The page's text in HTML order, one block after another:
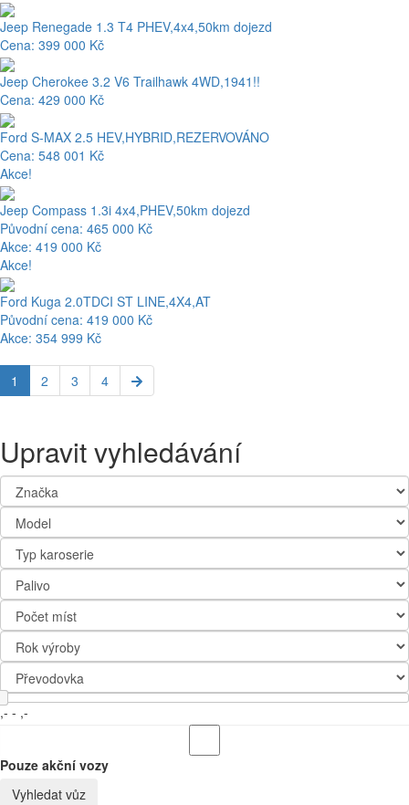
Jeep Renegade 1.3 T4 PHEV,4x4,50km dojezd
Cena: 399 000 Kč
Jeep Cherokee 3.2 V6 Trailhawk 4WD,1941!!
Cena: 429 000 Kč
Ford S-MAX 2.5 HEV,HYBRID,REZERVOVÁNO
Cena: 548 001 Kč
Akce!
Jeep Compass 1.3i 4x4,PHEV,50km dojezd
Původní cena: 465 000 Kč
Akce: 419 000 Kč
Akce!
Ford Kuga 2.0TDCI ST LINE,4X4,AT
Původní cena: 419 000 Kč
Akce: 354 999 Kč
1 2 3 4
Upravit vyhledávání
,- - ,-
Pouze akční vozy
Vyhledat vůz